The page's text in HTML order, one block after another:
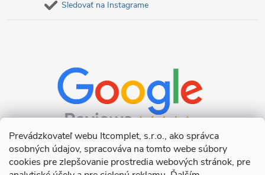
Prevádzkovateľ webu Itcomplet, s.r.o., ako správca
osobných údajov, spracováva na tomto webe súbory
cookies pre zlepšovanie prostredia webových stránok, pre
Sledovať na Instagrame